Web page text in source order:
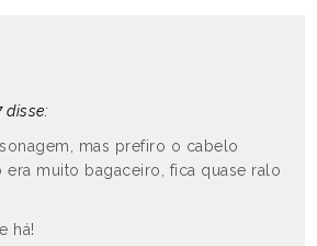
disse:
mas prefiro o cabelo
muito bagaceiro, fica quase ralo
há!